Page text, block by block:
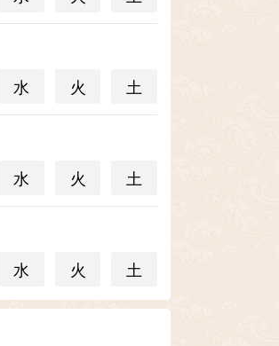
水 火 土
水 火 土
水 火 土